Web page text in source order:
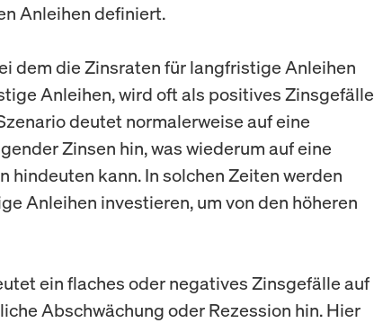
Anleihen definiert.
dem die Zinsraten für langfristige Anleihen
Anleihen, wird oft als positives Zinsgefälle
deutet normalerweise auf eine
Zinsen hin, was wiederum auf eine
hindeuten kann. In solchen Zeiten werden
Anleihen investieren, um von den höheren
ein flaches oder negatives Zinsgefälle auf
Abschwächung oder Rezession hin. Hier